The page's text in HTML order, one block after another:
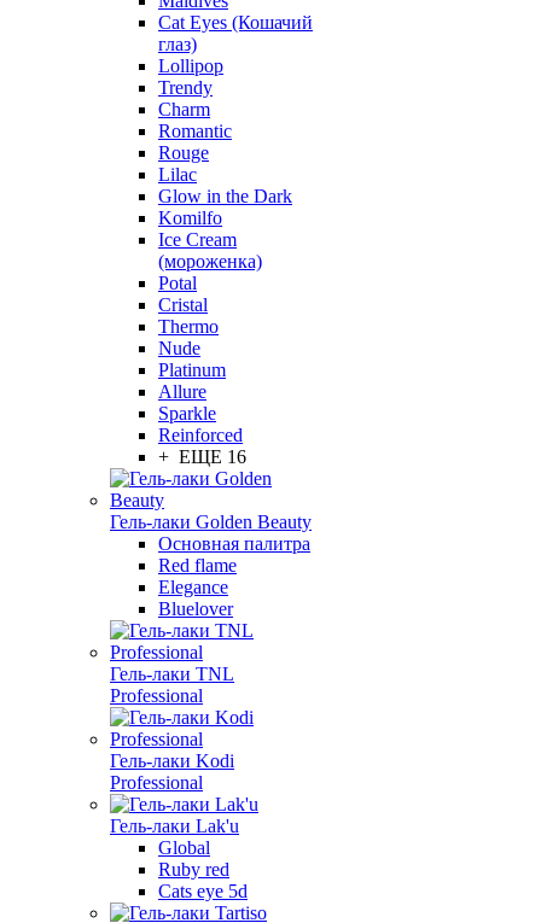
Cat Eyes (Кошачий
глаз)
Lollipop
Trendy
Charm
Romantic
Rouge
Lilac
Glow in the Dark
Komilfo
Ice Cream
(мороженка)
Potal
Cristal
Thermo
Nude
Platinum
Allure
Sparkle
Reinforced
+ ЕЩЕ 16
Гель-лаки Golden Beauty
Основная палитра
Red flame
Elegance
Bluelover
Гель-лаки TNL
Professional
Гель-лаки Kodi
Professional
Гель-лаки Lak'u
Global
Ruby red
Cats eye 5d